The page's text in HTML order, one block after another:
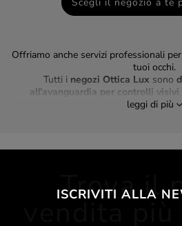
Scegli il negozio a te
Offriamo anche servizi professionali
tuoi occhi.
Tutti i negozi Ottica Lux sono
all’avanguardia per controlli
qualificato pronto a seguirti in ogni
leggi di più
Trova il
vendita
ISCRIVITI ALLA